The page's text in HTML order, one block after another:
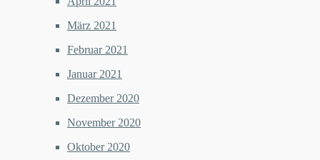
März 2021
Februar 2021
Januar 2021
Dezember 2020
November 2020
Oktober 2020